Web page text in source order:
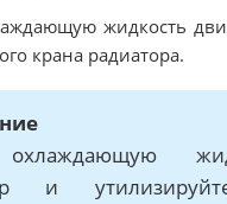
жидкость
крана радиатора.
и